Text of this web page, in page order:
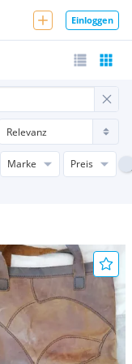
Einloggen
Marke
Preis